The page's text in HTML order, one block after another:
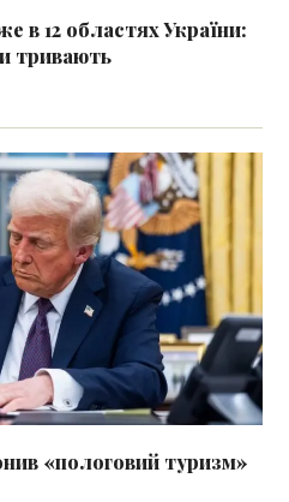
в 12 областях України:
тривають
«пологовий туризм»